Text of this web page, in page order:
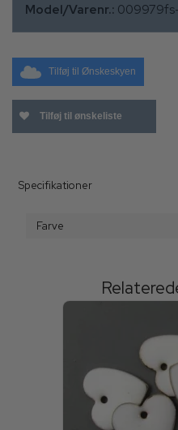
Model/Varenr.:
Tilføj til Ønskeskyen
Tilføj til ønskeliste
Specifikationer
Farve